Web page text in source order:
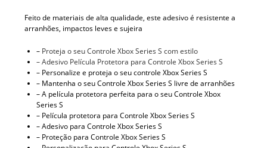
Feito de materiais de alta qualidade, este adesivo é resistente a
arranhões, impactos leves e sujeira
– Proteja o seu Controle Xbox Series S com estilo
– Adesivo Película Protetora para Controle Xbox Series S
– Personalize e proteja o seu controle Xbox Series S
– Mantenha o seu Controle Xbox Series S livre de arranhões
– A película protetora perfeita para o seu Controle Xbox
Series S
– Película protetora para Controle Xbox Series S
– Adesivo para Controle Xbox Series S
– Proteção para Controle Xbox Series S